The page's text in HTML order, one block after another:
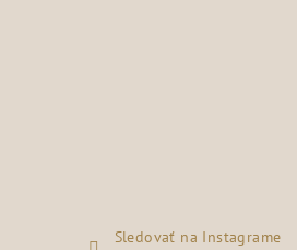
Sledovať na Instagrame